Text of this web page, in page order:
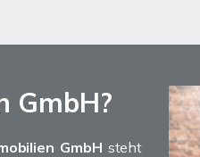
GmbH?
GmbH steht